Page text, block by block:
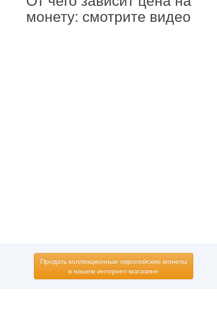
монету: смотрите видео
Продать коллекционные европейские монеты
в нашем интернет-магазине